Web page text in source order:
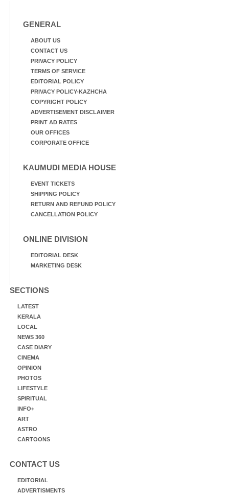
GENERAL
ABOUT US
CONTACT US
PRIVACY POLICY
TERMS OF SERVICE
EDITORIAL POLICY
PRIVACY POLICY-KAZHCHA
COPYRIGHT POLICY
ADVERTISEMENT DISCLAIMER
PRINT AD RATES
OUR OFFICES
CORPORATE OFFICE
KAUMUDI MEDIA HOUSE
EVENT TICKETS
SHIPPING POLICY
RETURN AND REFUND POLICY
CANCELLATION POLICY
ONLINE DIVISION
EDITORIAL DESK
MARKETING DESK
SECTIONS
LATEST
KERALA
LOCAL
NEWS 360
CASE DIARY
CINEMA
OPINION
PHOTOS
LIFESTYLE
SPIRITUAL
INFO+
ART
ASTRO
CARTOONS
CONTACT US
EDITORIAL
ADVERTISMENTS